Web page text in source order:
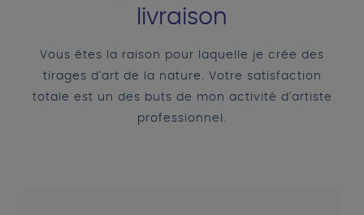
livraison
Vous êtes la raison pour laquelle je crée des
tirages d'art de la nature. Votre satisfaction
totale est un des buts de mon activité d'artiste
professionnel.